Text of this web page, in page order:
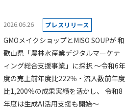
2026.06.26 プレスリリース
GMOメイクショップとMISO SOUPが 和
歌山県「農林水産業デジタルマーケテ
ィング総合支援事業」に採択 ～令和6年
度の売上前年度比222％・流入数前年度
比1,200％の成果実績を活かし、 令和8
年度は生成AI活用支援も開始～